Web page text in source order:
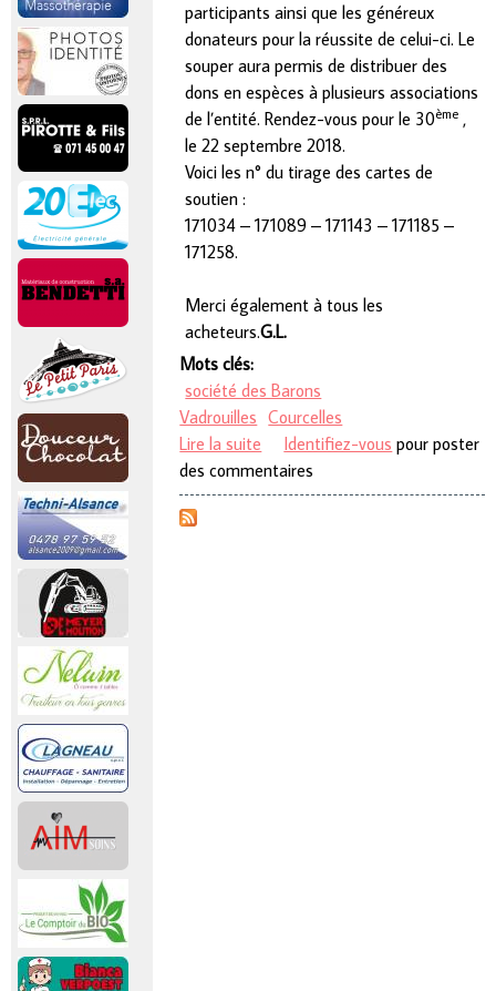
participants ainsi que les généreux
donateurs pour la réussite de celui-ci. Le
souper aura permis de distribuer des
dons en espèces à plusieurs associations
de l’entité. Rendez-vous pour le 30ème ,
le 22 septembre 2018.
Voici les n° du tirage des cartes de
soutien :
171034 – 171089 – 171143 – 171185 –
171258.
Merci également à tous les
acheteurs.G.L.
Mots clés:
société des Barons
Vadrouilles Courcelles
Lire la suite de Souper Philanthropique de la
société des Barons Vadrouilles
Identifiez-vous pour poster
des commentaires